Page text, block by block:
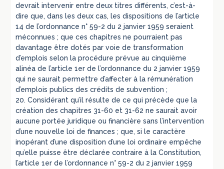
devrait intervenir entre deux titres différents, c’est-à-
dire que, dans les deux cas, les dispositions de l’article
14 de l’ordonnance n° 59-2 du 2 janvier 1959 seraient
méconnues ; que ces chapitres ne pourraient pas
davantage être dotés par voie de transformation
d’emplois selon la procédure prévue au cinquième
alinéa de l’article 1er de l’ordonnance du 2 janvier 1959
qui ne saurait permettre d’affecter à la rémunération
d’emplois publics des crédits de subvention ;
20. Considérant qu’il résulte de ce qui précède que la
création des chapitres 31-60 et 31-62 ne saurait avoir
aucune portée juridique ou financière sans l’intervention
d’une nouvelle loi de finances ; que, si le caractère
inopérant d’une disposition d’une loi ordinaire empêche
qu’elle puisse être déclarée contraire à la Constitution,
l’article 1er de l’ordonnance n° 59-2 du 2 janvier 1959